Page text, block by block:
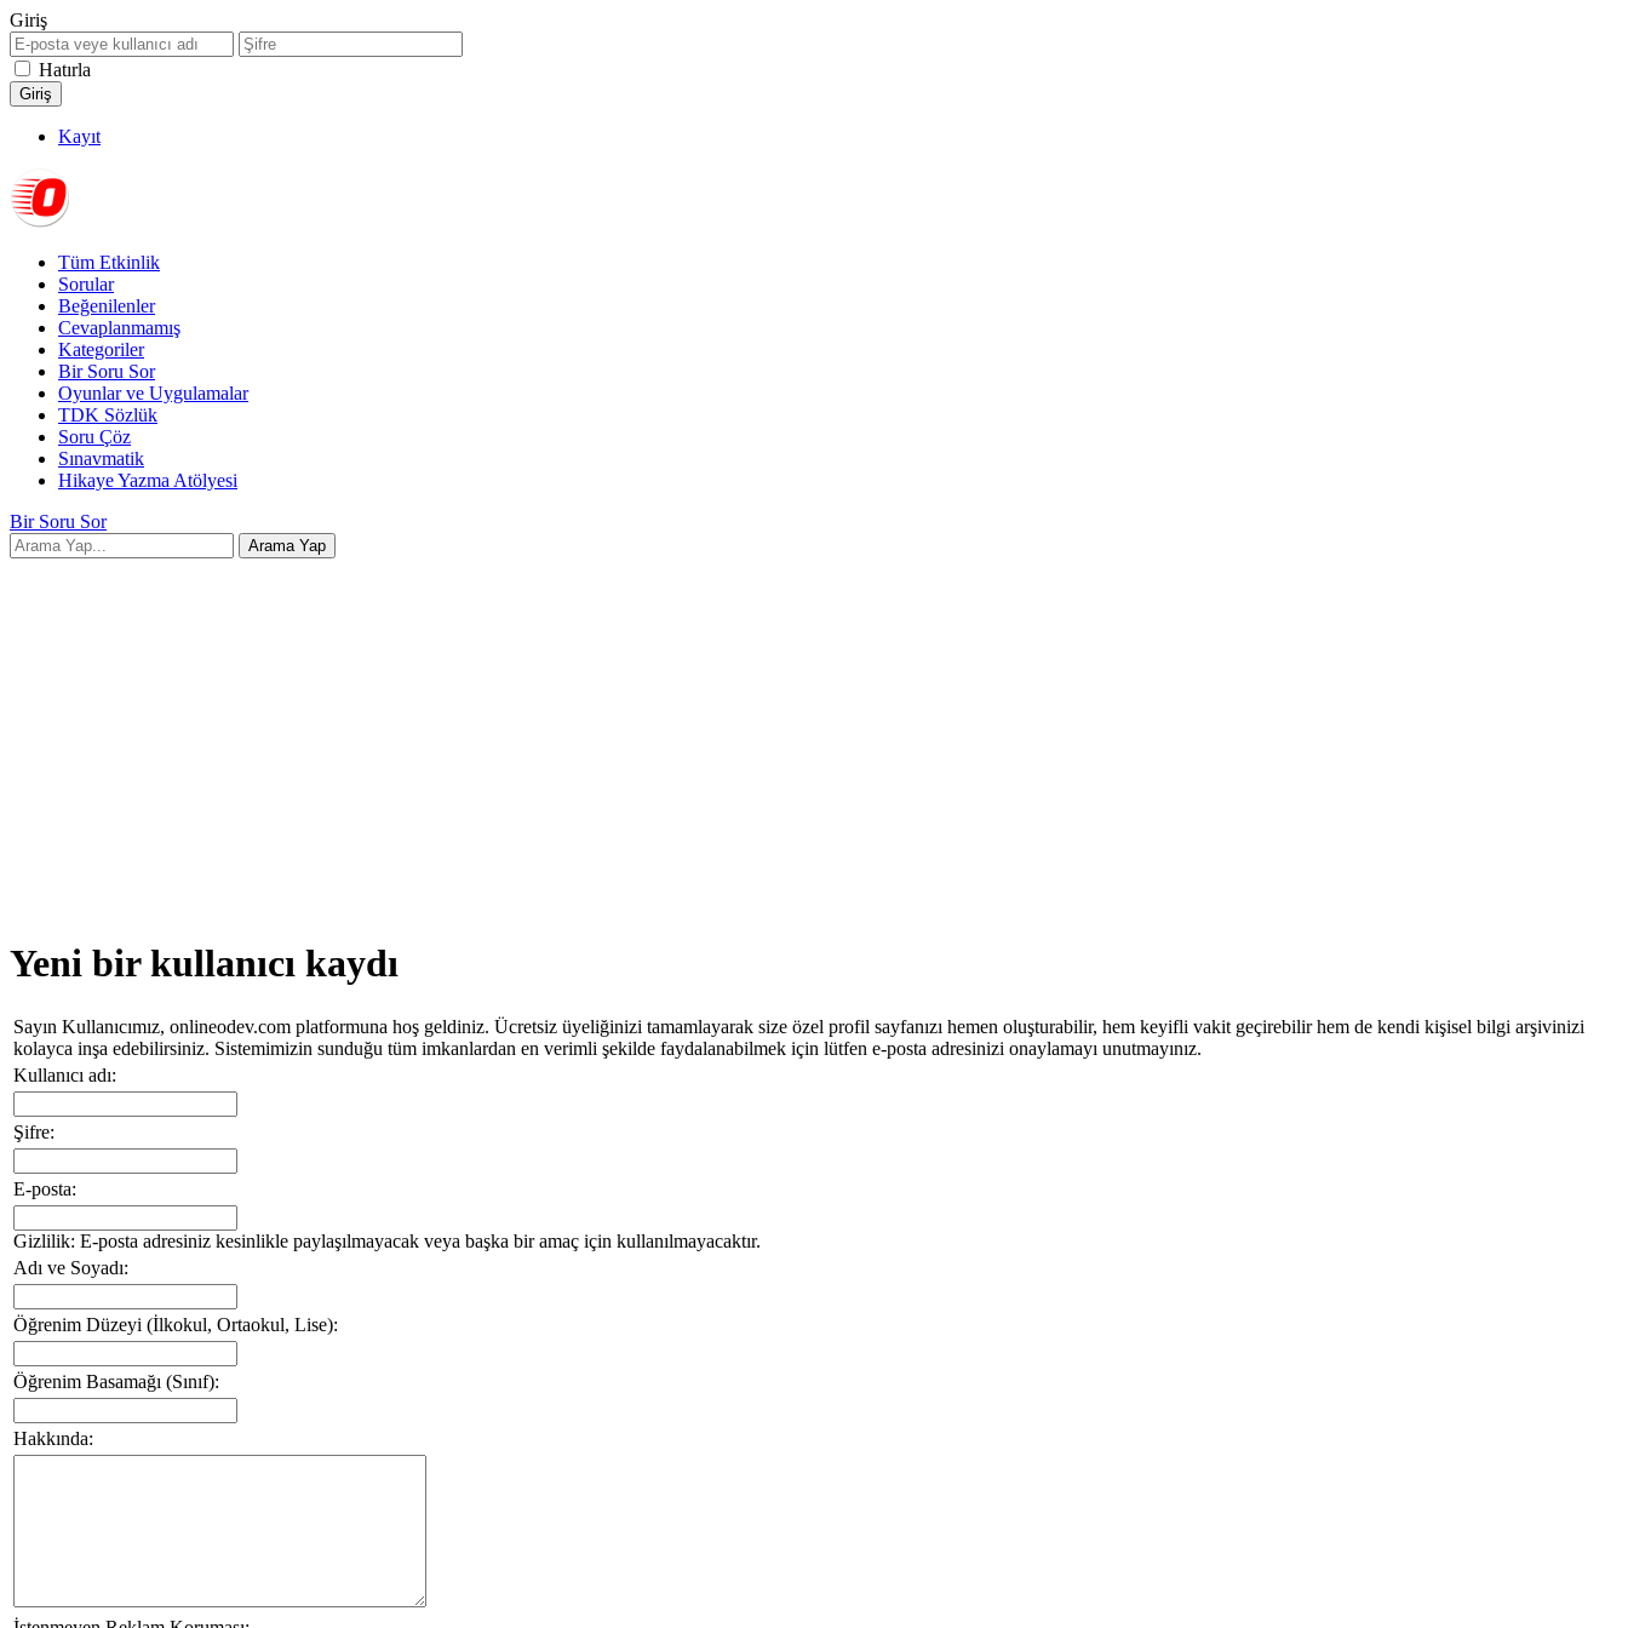
Giriş
Hatırla
Kayıt
Tüm Etkinlik
Sorular
Beğenilenler
Cevaplanmamış
Kategoriler
Bir Soru Sor
Oyunlar ve Uygulamalar
TDK Sözlük
Soru Çöz
Sınavmatik
Hikaye Yazma Atölyesi
Bir Soru Sor
Yeni bir kullanıcı kaydı
Sayın Kullanıcımız, onlineodev.com platformuna hoş geldiniz. Ücretsiz üyeliğinizi tamamlayarak size özel profil sayfanızı hemen oluşturabilir, hem keyifli vakit geçirebilir hem de kendi kişisel bilgi arşivinizi
kolayca inşa edebilirsiniz. Sistemimizin sunduğu tüm imkanlardan en verimli şekilde faydalanabilmek için lütfen e-posta adresinizi onaylamayı unutmayınız.
Kullanıcı adı:
Şifre:
E-posta:
Gizlilik: E-posta adresiniz kesinlikle paylaşılmayacak veya başka bir amaç için kullanılmayacaktır.
Adı ve Soyadı:
Öğrenim Düzeyi (İlkokul, Ortaokul, Lise):
Öğrenim Basamağı (Sınıf):
Hakkında: